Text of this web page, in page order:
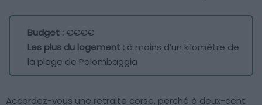
Budget :€€€€
Les plus du logement : à moins d’un kilomètre de
la plage de Palombaggia
Accordez-vous une retraite corse, perché à deux-cent